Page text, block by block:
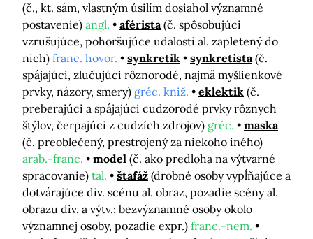
(č., kt. sám, vlastným úsilím dosiahol významné
postavenie) angl. aférista (č. spôsobujúci
vzrušujúce, pohoršujúce udalosti al. zapletený do
nich) franc. hovor. synkretik synkretista (č.
spájajúci, zlučujúci rôznorodé, najmä myšlienkové
prvky, názory, smery) gréc. kniž. eklektik (č.
preberajúci a spájajúci cudzorodé prvky rôznych
štýlov, čerpajúci z cudzích zdrojov) gréc.
maska
(č. preoblečený, prestrojený za niekoho iného)
arab.-franc.
model (č. ako predloha na výtvarné
spracovanie) tal. štafáž (drobné osoby vypĺňajúce a
dotvárajúce div. scénu al. obraz, pozadie scény al.
obrazu div. a výtv.; bezvýznamné osoby okolo
významnej osoby, pozadie expr.) franc.-nem.